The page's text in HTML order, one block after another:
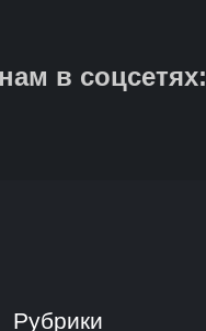
в соцсетях:
Рубрики